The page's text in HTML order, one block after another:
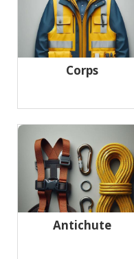
Corps
Antichute